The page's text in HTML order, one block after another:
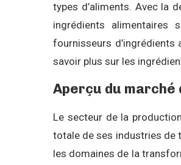
types d’aliments. Avec la
ingrédients alimentaires
fournisseurs
savoir plus sur les
Aperçu du marché
Le secteur de la
totale de ses industries de
les domaines de la